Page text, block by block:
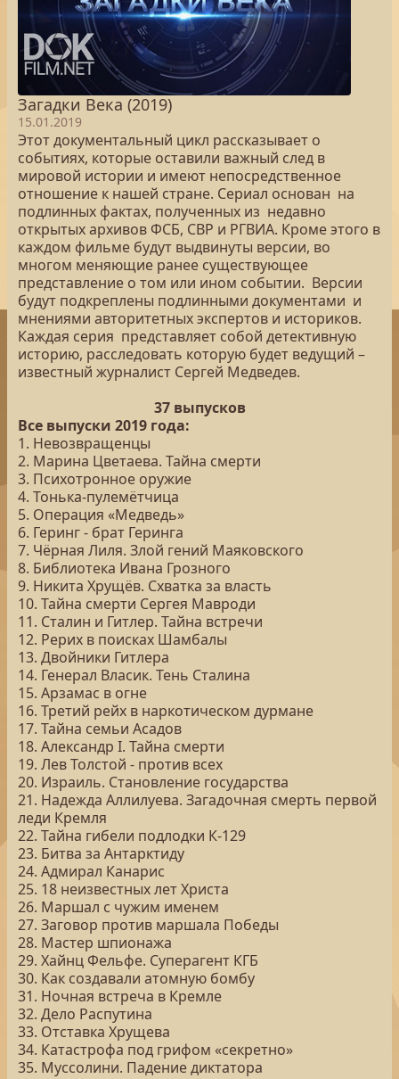
Загадки Века (2019)
15.01.2019
Этот документальный цикл рассказывает о
событиях, которые оставили важный след в
мировой истории и имеют непосредственное
отношение к нашей стране. Сериал основан на
подлинных фактах, полученных из недавно
открытых архивов ФСБ, СВР и РГВИА. Кроме этого в
каждом фильме будут выдвинуты версии, во
многом меняющие ранее существующее
представление о том или ином событии. Версии
будут подкреплены подлинными документами и
мнениями авторитетных экспертов и историков.
Каждая серия представляет собой детективную
историю, расследовать которую будет ведущий –
известный журналист Сергей Медведев.
37 выпусков
Все выпуски 2019 года:
1. Невозвращенцы
2. Марина Цветаева. Тайна смерти
3. Психотронное оружие
4. Тонька-пулемётчица
5. Операция «Медведь»
6. Геринг - брат Геринга
7. Чёрная Лиля. Злой гений Маяковского
8. Библиотека Ивана Грозного
9. Никита Хрущёв. Схватка за власть
10. Тайна смерти Сергея Мавроди
11. Сталин и Гитлер. Тайна встречи
12. Рерих в поисках Шамбалы
13. Двойники Гитлера
14. Генерал Власик. Тень Сталина
15. Арзамас в огне
16. Третий рейх в наркотическом дурмане
17. Тайна семьи Асадов
18. Александр I. Тайна смерти
19. Лев Толстой - против всех
20. Израиль. Становление государства
21. Надежда Аллилуева. Загадочная смерть первой
леди Кремля
22. Тайна гибели подлодки К-129
23. Битва за Антарктиду
24. Адмирал Канарис
25. 18 неизвестных лет Христа
26. Маршал с чужим именем
27. Заговор против маршала Победы
28. Мастер шпионажа
29. Хайнц Фельфе. Суперагент КГБ
30. Как создавали атомную бомбу
31. Ночная встреча в Кремле
32. Дело Распутина
33. Отставка Хрущева
34. Катастрофа под грифом «секретно»
35. Муссолини. Падение диктатора